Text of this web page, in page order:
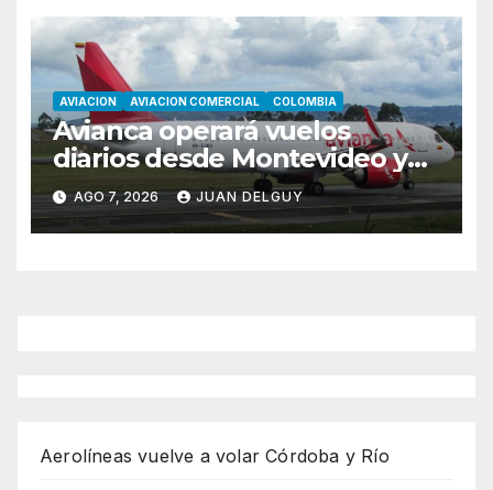
AVIACION AVIACION COMERCIAL COLOMBIA
Avianca operará vuelos
diarios desde Montevideo y
Asunción hacia Bogotá
AGO 7, 2026 JUAN DELGUY
Aerolíneas vuelve a volar Córdoba y Río